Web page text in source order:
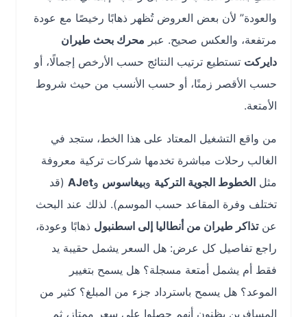
والعودة” لأن بعض العروض تُظهر ذهابًا رخيصًا مع عودة
مرتفعة، والعكس صحيح. عبرمحرك بحث طيران
دايركتتستطيع ترتيب النتائج حسب الأرخص إجمالًا، أو
حسب الأقصر زمنًا، أو حسب الأنسب من حيث شروط
الأمتعة.
من واقع التشغيل المعتاد على هذا الخط، ستجد في
الغالب رحلات مباشرة تخدمها شركات تركية معروفة
الخطوط الجوية التركيةوبيغاسوسوAJet(قد
تختلف وفرة المقاعد حسب الموسم). لذلك عند البحث
تذاكر طيران من أنطاليا إلى اسطنبولذهابًا وعودة،
راجع تفاصيل كل عرض: هل السعر يشمل حقيبة يد
فقط أم يشمل أمتعة مسجلة؟ هل يسمح بتغيير
الموعد؟ هل يسمح باسترداد جزء من المبلغ؟ كثير من
المسافرين يظنون أنهم حصلوا على سعر ممتاز، ثم